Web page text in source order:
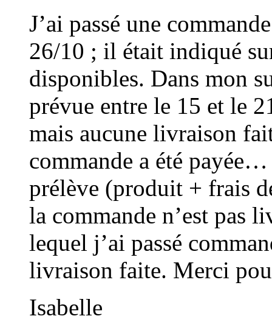
J’ai passé une
26/10 ; il était indiqué
disponibles. Dans mon
prévue entre le 15 et le
mais aucune livraison
commande a été
prélève (produit + frais
la commande n’est pas
lequel j’ai passé
livraison faite. Merci
Isabelle